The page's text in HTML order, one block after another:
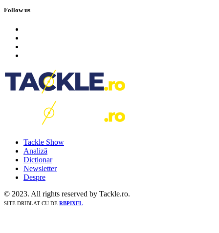
Follow us
Tackle Show
Analiză
Dicționar
Newsletter
Despre
© 2023. All rights reserved by Tackle.ro.
SITE DRIBLAT CU DE RBPIXEL